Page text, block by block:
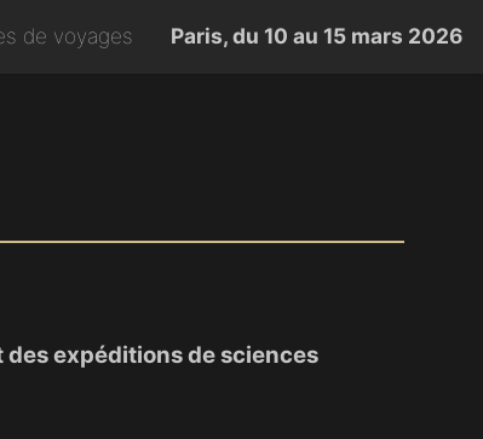
de voyages Paris, du 10 au 15 mars 2026
expéditions de sciences